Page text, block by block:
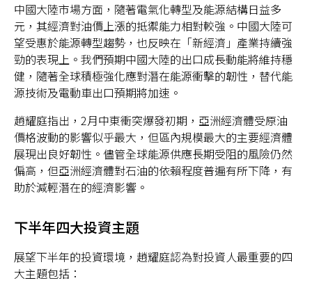
中國大陸市場方面，隨著電氣化轉型及能源結構日益多
元，其經濟對油價上漲的抵禦能力相對較強。中國大陸可
望受惠於能源轉型趨勢，也反映在「新經濟」產業持續強
勁的表現上。我們預期中國大陸的出口成長動能將維持穩
健，隨著全球積極強化應對潛在能源衝擊的韌性，替代能
源技術及電動車出口預期將加速。
趙耀庭指出，2月中東衝突爆發初期，亞洲經濟體受原油
價格波動的影響似乎最大，但區內規模最大的主要經濟體
展現出良好韌性。儘管全球能源供應長期受阻的風險仍然
偏高，但亞洲經濟體對石油的依賴程度普遍有所下降，有
助於減輕潛在的經濟影響。
下半年四大投資主題
展望下半年的投資環境，趙耀庭認為對投資人最重要的四
大主題包括：